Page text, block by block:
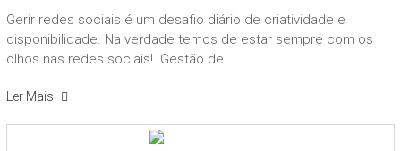
Gerir redes sociais é um desafio diário de criatividade e
disponibilidade. Na verdade temos de estar sempre com os
olhos nas redes sociais! Gestão de
Ler Mais